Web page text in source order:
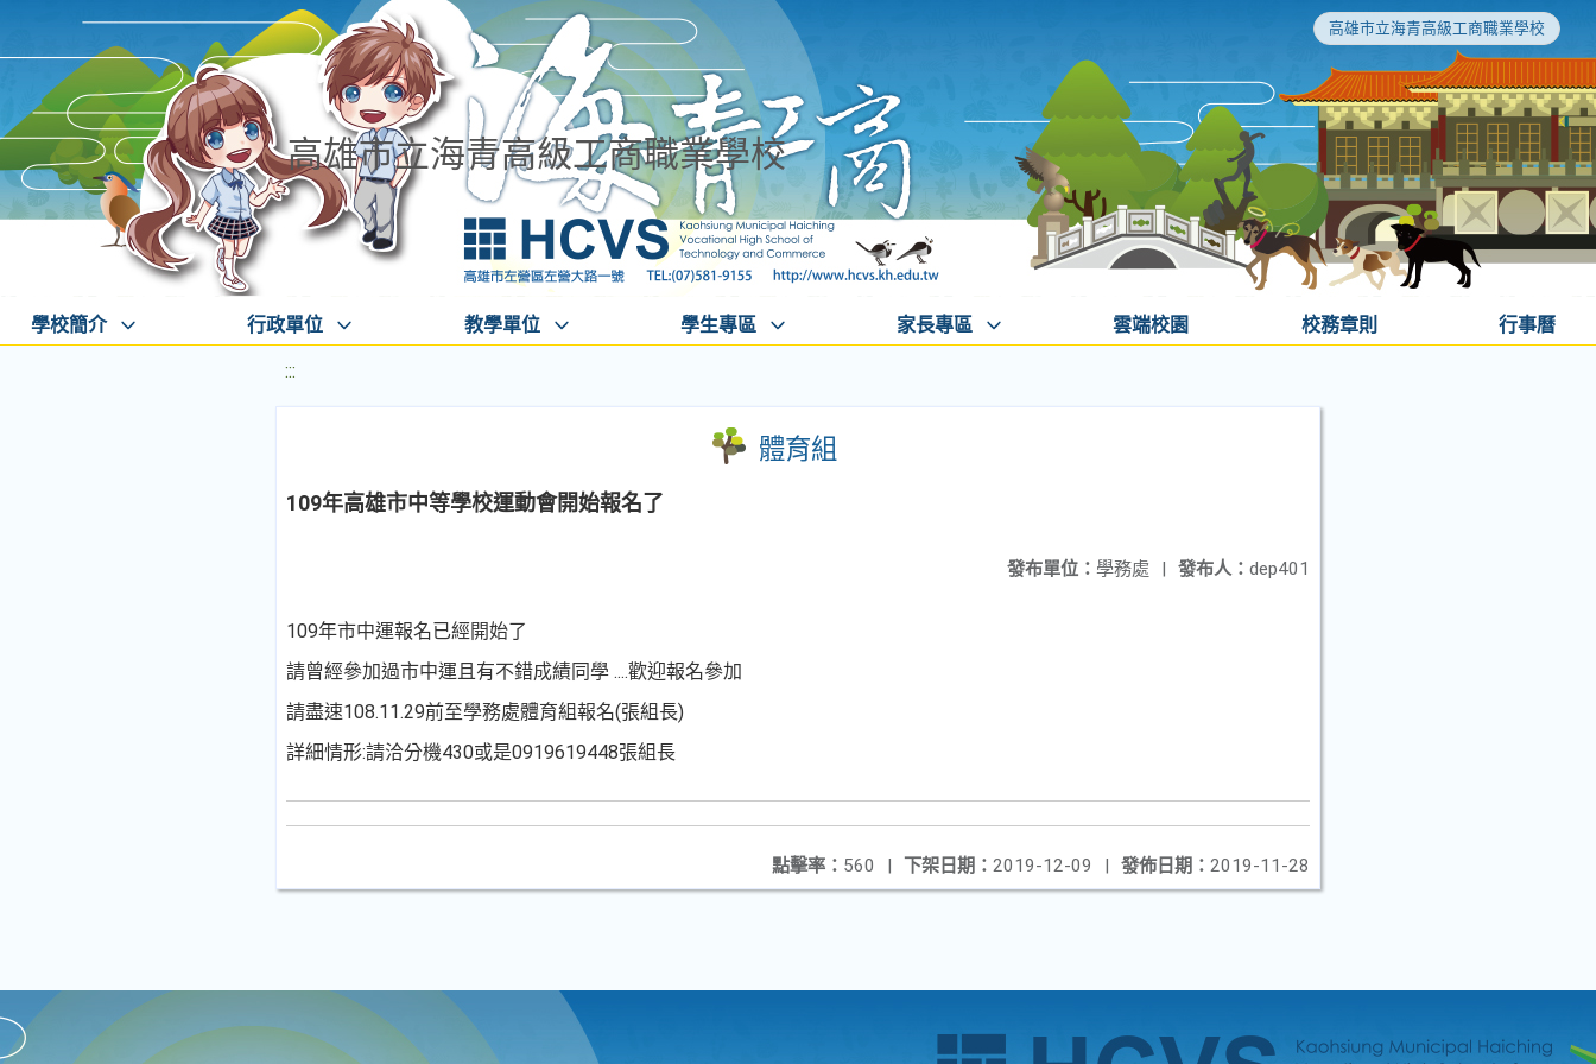
高雄市立海青高級工商職業學校
高雄市立海青高級工商職業學校
學校簡介 行政單位 教學單位 學生專區 家長專區 雲端校園 校務章則 行事曆
:::
體育組
109年高雄市中等學校運動會開始報名了
發布人： dep401
發布單位： 學務處 |
109年市中運報名已經開始了
請曾經參加過市中運且有不錯成績同學 ....歡迎報名參加
請盡速108.11.29前至學務處體育組報名(張組長)
詳細情形:請洽分機430或是0919619448張組長
發佈日期： 2019-11-28
下架日期： 2019-12-09 |
點擊率： 560 |